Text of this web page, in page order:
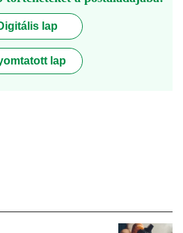
lap
lap